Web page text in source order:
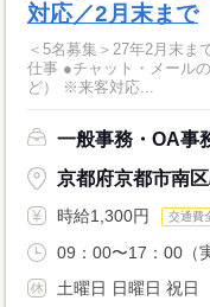
対応／2月末まで
＜5名募集＞27年2月末
仕事 ●チャット・メールの問い合わせ対応 ●データ入力（対応履歴な
ど） ※来客対応...
一般事務・OA事
京都府京都市南
時給1,300円 交通費
09：00〜17：00（
土曜日 日曜日 祝日